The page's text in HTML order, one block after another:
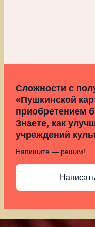
Сложности с
«Пушкинской
приобретением
Знаете, как
учреждений
Напишите — решим!
Написать